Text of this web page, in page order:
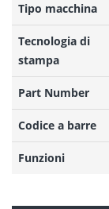
Tipo macchina
Tecnologia di
stampa
Part Number
Codice a barre
Funzioni